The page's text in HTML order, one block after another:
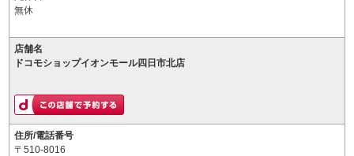
無休
店舗名
ドコモショップイオンモール四日市北店
住所/電話番号
〒510-8016